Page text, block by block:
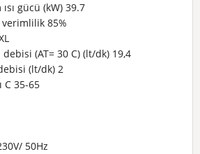
gücü (kW) 39.7
verimlilik 85%
(AT= 30 C) (lt/dk) 19,4
(lt/dk) 2
C 35-65
50Hz